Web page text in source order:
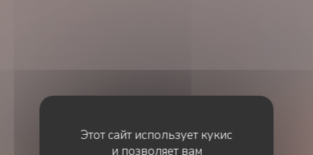
Этот сайт использует кукис
и позволяет вам